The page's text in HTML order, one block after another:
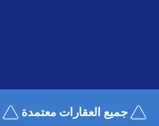
كيف
تعمل؟
جميع العقارات معتمدة